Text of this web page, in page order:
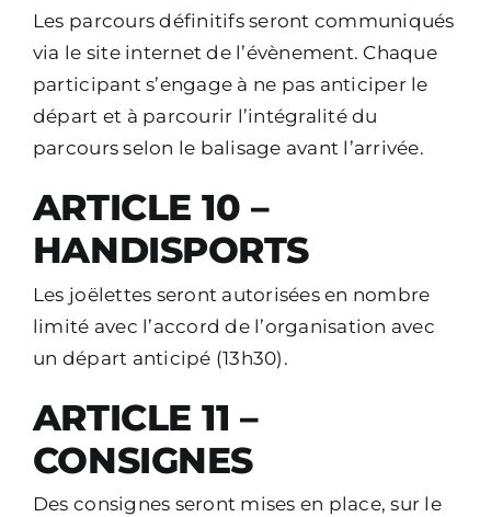
Les parcours définitifs seront communiqués
via le site internet de l’évènement. Chaque
participant s’engage à ne pas anticiper le
départ et à parcourir l’intégralité du
parcours selon le balisage avant l’arrivée.
ARTICLE 10 –
HANDISPORTS
Les joëlettes seront autorisées en nombre
limité avec l’accord de l’organisation avec
un départ anticipé (13h30).
ARTICLE 11 –
CONSIGNES
Des consignes seront mises en place, sur le